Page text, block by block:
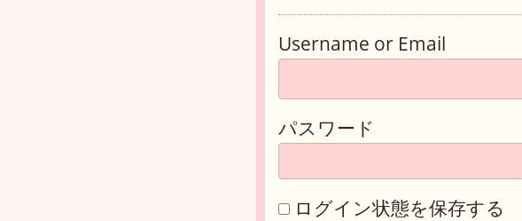
Username or Email
パスワード
ログイン状態を保存する